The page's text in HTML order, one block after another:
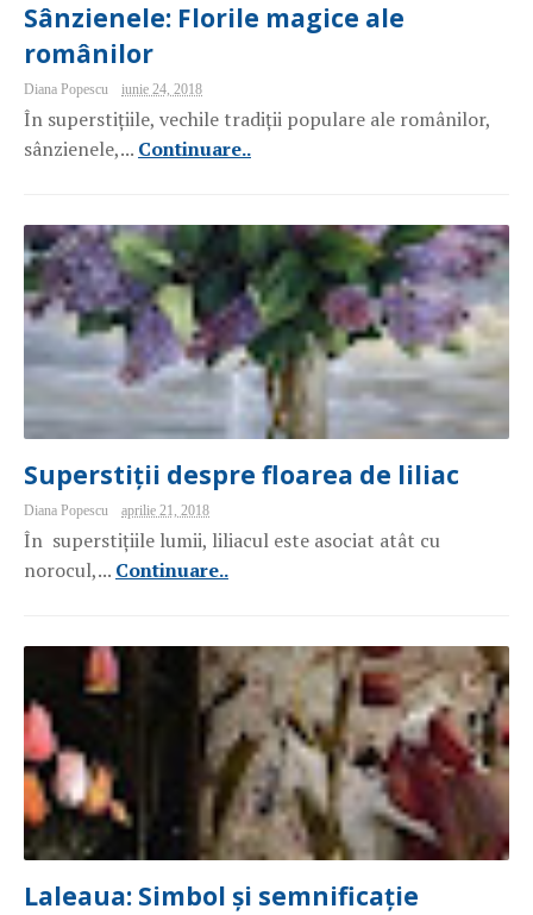
Sânzienele: Florile magice ale
românilor
Diana Popescu iunie 24, 2018
În superstițiile, vechile tradiții populare ale românilor,
sânzienele,... Continuare..
Superstiții despre floarea de liliac
Diana Popescu aprilie 21, 2018
În superstițiile lumii, liliacul este asociat atât cu
norocul,... Continuare..
Laleaua: Simbol și semnificație